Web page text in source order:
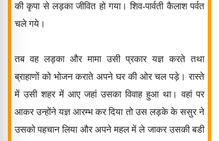
की कृपा से लड़का जीवित हो गया। शिव-पार्वती कैलाश पर्वत
चले गये।
तब वह लड़का और मामा उसी प्रकार यज्ञ करते तथा
ब्राहाणों को भोजन कराते अपने घर की ओर चल पड़े। रास्ते
में उसी शहर में आए जहां उसका विवाह हुआ था। वहां पर
आकर उन्होंने यज्ञ आरम्भ कर दिया तो उस लड़के के ससुर ने
उसको पहचान लिया और अपने महल में ले जाकर उसकी बडी